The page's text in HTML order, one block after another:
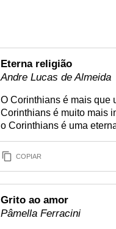
Eterna religião
Andre Lucas de Almeida
O Corinthians é mais que
Corinthians é muito mais
o Corinthians é uma
COPIAR
Grito ao amor
Pâmella Ferracini